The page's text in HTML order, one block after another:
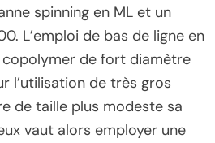
spinning en ML et un
L’emploi de bas de ligne en
de fort diamètre
l’utilisation de très gros
de taille plus modeste sa
vaut alors employer une